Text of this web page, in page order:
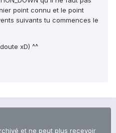
point connu et le point
suivants tu commences le
xD) ^^
et ne peut plus recevoir